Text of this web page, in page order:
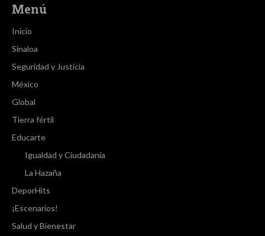
Menú
Inicio
Sinaloa
Seguridad y Justicia
México
Global
Tierra fértil
Educarte
Igualdad y Ciudadanía
La Hazaña
DeporHits
¡Escenarios!
Salud y Bienestar